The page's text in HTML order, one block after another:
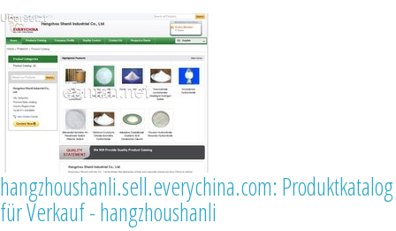
hangzhoushanli.sell.everychina.com: Produktkatalog
für Verkauf - hangzhoushanli